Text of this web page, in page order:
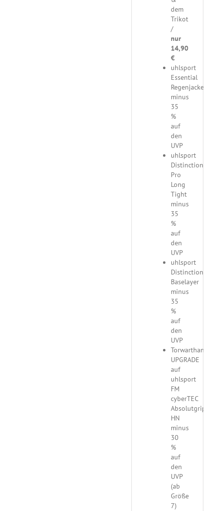
dem
Trikot
/
nur
14,90
€
uhlsport
Essential
Regenjacke
minus
35
%
auf
den
UVP
uhlsport
Distinction
Pro
Long
Tight
minus
35
%
auf
den
UVP
uhlsport
Distinction
Baselayer
minus
35
%
auf
den
UVP
UPGRADE
auf
uhlsport
FM
cyberTEC
Absolutgrip
HN
minus
30
%
auf
den
UVP
(ab
Größe
7)